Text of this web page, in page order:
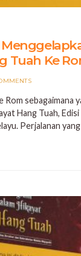
Tuah Ke
Rom sebagaimana
Hang Tuah,
Perjalanan